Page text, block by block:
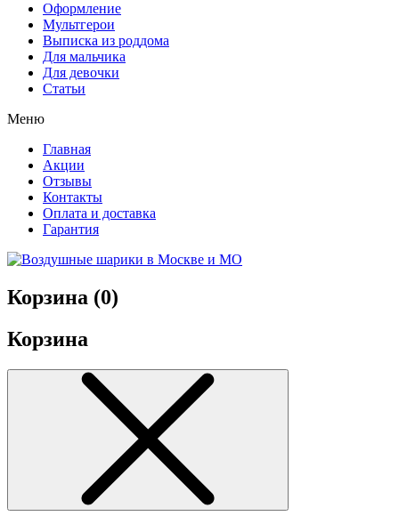
Оформление
Мультгерои
Выписка из роддома
Для мальчика
Для девочки
Статьи
Меню
Главная
Акции
Отзывы
Контакты
Оплата и доставка
Гарантия
Корзина (0)
Корзина